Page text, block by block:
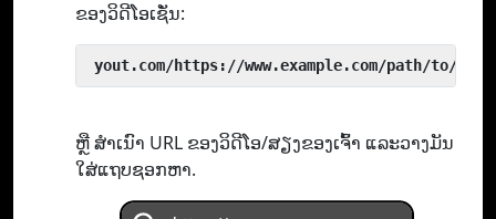
ຂອງວິດີໂອເຊັ່ນ:
yout.com/https://www.example.com/path/to/
ຫຼື ສຳເນົາ URL ຂອງວິດີໂອ/ສຽງຂອງເຈົ້າ ແລະວາງມັນ
ໃສ່ແຖບຊອກຫາ.